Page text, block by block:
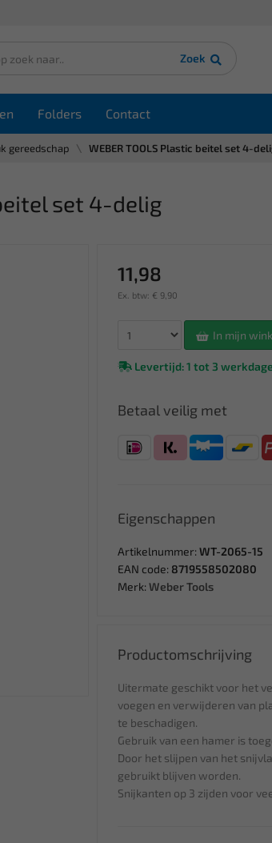
Zoek
Folders Contact
gereedschap WEBER TOOLS Plastic beitel set 4-
set 4-delig
11,98
Ex. btw: € 9,90
In mijn
Levertijd: 1 tot 3
Betaal veilig met
Eigenschappen
Artikelnummer: WT-2065-15
EAN code: 8719558502080
Merk: Weber Tools
Productomschrijving
Uitermate geschikt voor het
voegen en verwijderen van
te beschadigen.
Gebruik van een hamer is
Door het slijpen van het
gebruikt blijven worden.
Snijkanten op 3 zijden voor